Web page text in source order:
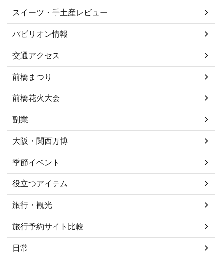
スイーツ・手土産レビュー
パビリオン情報
交通アクセス
前橋まつり
前橋花火大会
副業
大阪・関西万博
季節イベント
役立つアイテム
旅行・観光
旅行予約サイト比較
日常